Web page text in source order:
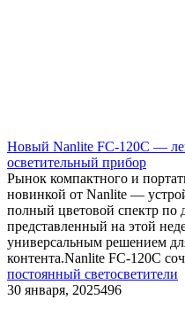
Новый Nanlite FC-120C —
осветительный прибор
Рынок компактного и
новинкой от Nanlite —
полный цветовой спектр по
представленный на этой
универсальным решением
контента.Nanlite FC-120C
постоянный светосветители
30 января, 2025496